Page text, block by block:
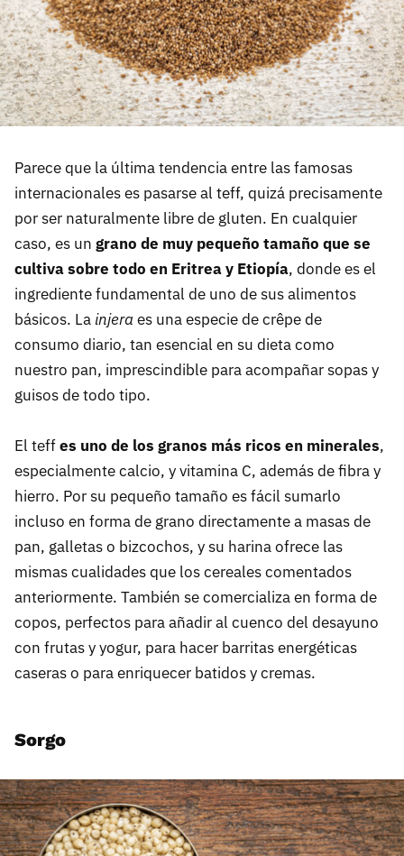
Parece que la última tendencia entre las famosas
internacionales es pasarse al teff, quizá precisamente
por ser naturalmente libre de gluten. En cualquier
caso, es un grano de muy pequeño tamaño que se
cultiva sobre todo en Eritrea y Etiopía, donde es el
ingrediente fundamental de uno de sus alimentos
básicos. La injera es una especie de crêpe de
consumo diario, tan esencial en su dieta como
nuestro pan, imprescindible para acompañar sopas y
guisos de todo tipo.
El teffes uno de los granos más ricos en minerales,
especialmente calcio, y vitamina C, además de fibra y
hierro. Por su pequeño tamaño es fácil sumarlo
incluso en forma de grano directamente a masas de
pan, galletas o bizcochos, y su harina ofrece las
mismas cualidades que los cereales comentados
anteriormente. También se comercializa en forma de
copos, perfectos para añadir al cuenco del desayuno
con frutas y yogur, para hacer barritas energéticas
caseras o para enriquecer batidos y cremas.
Sorgo